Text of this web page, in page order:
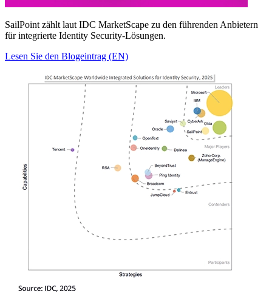
SailPoint zählt laut IDC MarketScape zu den führenden Anbietern
für integrierte Identity Security‑Lösungen.
Lesen Sie den Blogeintrag (EN)